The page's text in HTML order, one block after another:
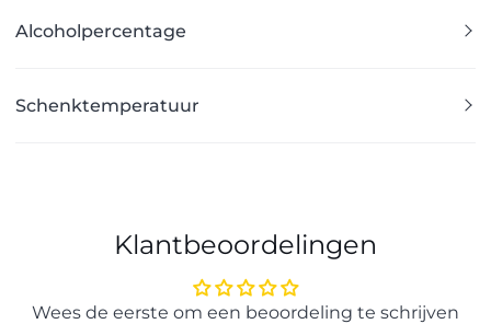
Alcoholpercentage
Schenktemperatuur
Klantbeoordelingen
Wees de eerste om een beoordeling te schrijven